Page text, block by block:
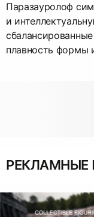
Паразауролоф
и
плавность формы
РЕКЛАМНЫЕ